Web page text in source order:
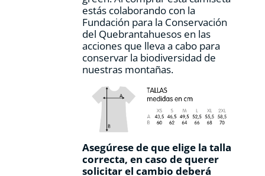
estás colaborando con la
Fundación para la Conservación
del Quebrantahuesos en las
acciones que lleva a cabo para
conservar la biodiversidad de
nuestras montañas.
Asegúrese de que elige la talla
correcta, en caso de querer
solicitar el cambio deberá